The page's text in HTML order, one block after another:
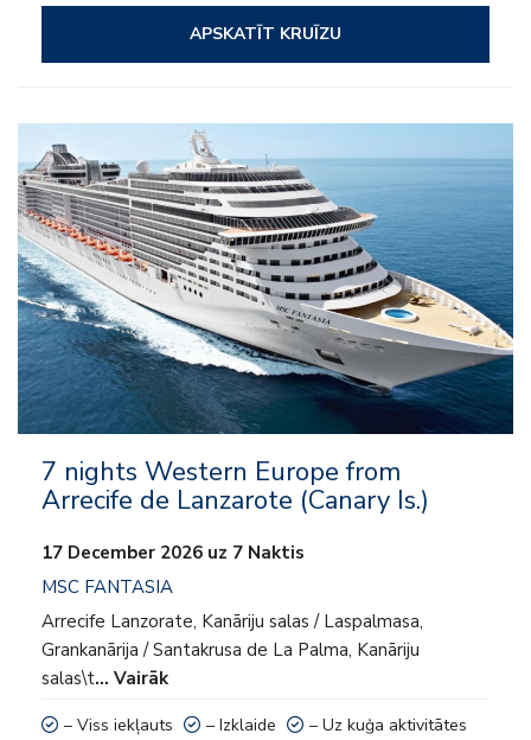
APSKATĪT KRUĪZU
– Viss iekļauts
– Izklaide
– Uz kuģa aktivitātes
– Klubi bērniem un pusaudžiem
7 nights Western Europe from
Arrecife de Lanzarote (Canary Is.)
17 December 2026 uz 7 Naktis
MSC FANTASIA
Arrecife Lanzorate, Kanāriju salas / Laspalmasa,
Grankanārija / Santakrusa de La Palma, Kanāriju
salas\t… Vairāk
– Viss iekļauts – Izklaide
– Uz kuģa aktivitātes